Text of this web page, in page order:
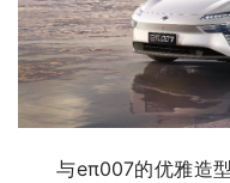
与eπ007的优雅造